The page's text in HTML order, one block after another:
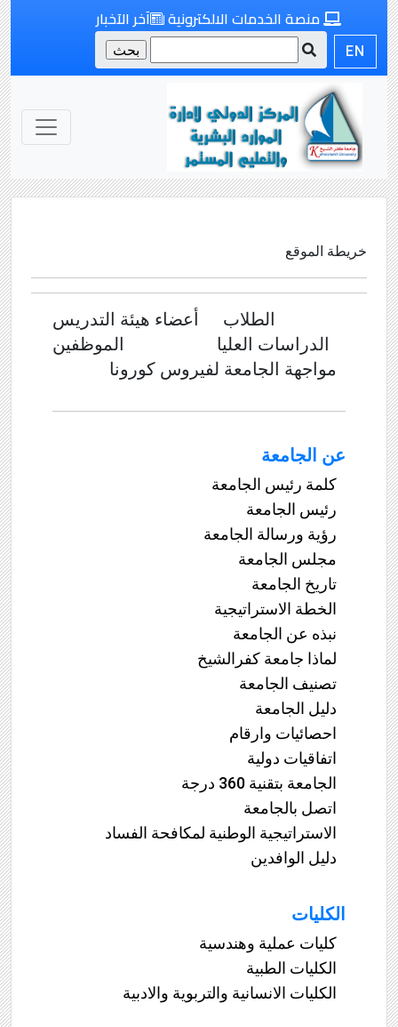
آخر الآخبار منصة الخدمات الالكترونية
EN
خريطة الموقع
الطلاب
أعضاء هيئة التدريس
الدراسات العليا
الموظفين
مواجهة الجامعة لفيروس كورونا
عن الجامعة
كلمة رئيس الجامعة
رئيس الجامعة
رؤية ورسالة الجامعة
مجلس الجامعة
تاريخ الجامعة
الخطة الاستراتيجية
نبذه عن الجامعة
لماذا جامعة كفرالشيخ
تصنيف الجامعة
دليل الجامعة
احصائيات وارقام
اتفاقيات دولية
الجامعة بتقنية 360 درجة
اتصل بالجامعة
الاستراتيجية الوطنية لمكافحة الفساد
دليل الوافدين
الكليات
كليات عملية وهندسية
الكليات الطبية
الكليات الانسانية والتربوية والادبية